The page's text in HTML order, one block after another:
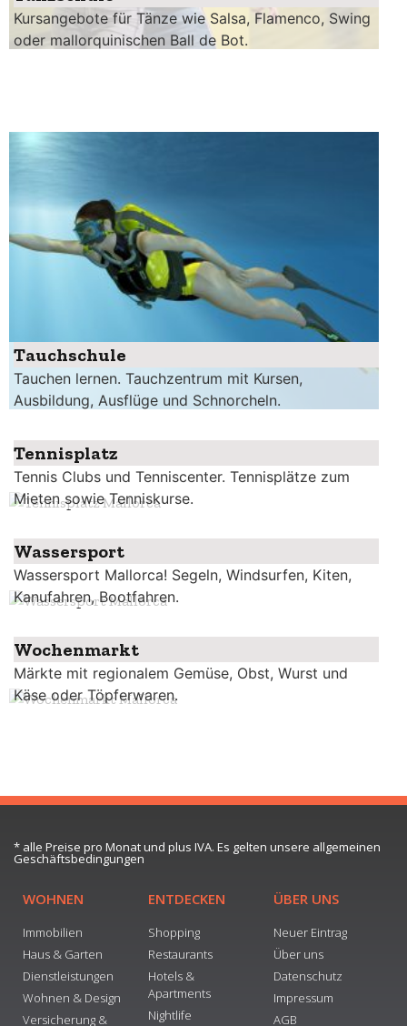
Kursangebote für Tänze wie Salsa, Flamenco, Swing
oder mallorquinischen Ball de Bot.
Tauchschule
Tauchen lernen. Tauchzentrum mit Kursen,
Ausbildung, Ausflüge und Schnorcheln.
Tennisplatz
Tennis Clubs und Tenniscenter. Tennisplätze zum
Mieten sowie Tenniskurse.
Wassersport
Wassersport Mallorca! Segeln, Windsurfen, Kiten,
Kanufahren, Bootfahren.
Wochenmarkt
Märkte mit regionalem Gemüse, Obst, Wurst und
Käse oder Töpferwaren.
* alle Preise pro Monat und plus IVA. Es gelten unsere allgemeinen
Geschäftsbedingungen
WOHNEN
Immobilien
Haus & Garten
Dienstleistungen
Wohnen & Design
Versicherung &
ENTDECKEN
Shopping
Restaurants
Hotels &
Apartments
Nightlife
ÜBER UNS
Neuer Eintrag
Über uns
Datenschutz
Impressum
AGB